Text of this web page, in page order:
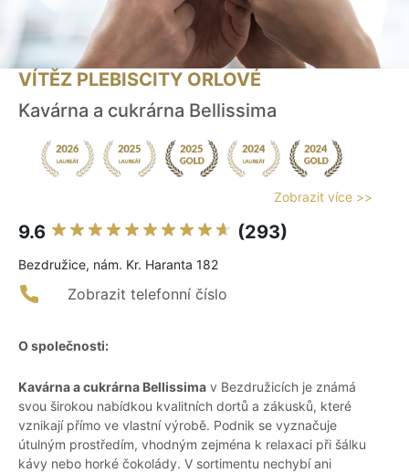
VÍTĚZ PLEBISCITY ORLOVÉ
Kavárna a cukrárna Bellissima
Zobrazit více >>
9.6 (293)
Bezdružice, nám. Kr. Haranta 182
Zobrazit telefonní číslo
O společnosti:
Kavárna a cukrárna Bellissima v Bezdružicích je známá
svou širokou nabídkou kvalitních dortů a zákusků, které
vznikají přímo ve vlastní výrobě. Podnik se vyznačuje
útulným prostředím, vhodným zejména k relaxaci při šálku
kávy nebo horké čokolády. V sortimentu nechybí ani